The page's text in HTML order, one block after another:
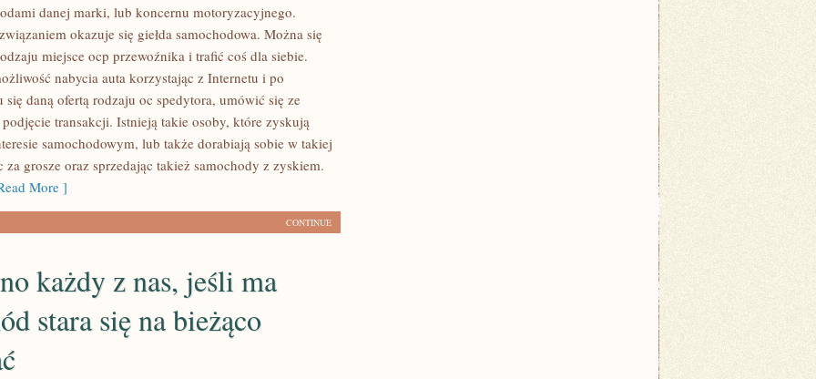
danej marki, lub koncernu motoryzacyjnego.
okazuje się giełda samochodowa. Można się
miejsce ocp przewoźnika i trafić coś dla siebie.
nabycia auta korzystając z Internetu i po
się daną ofertą rodzaju oc spedytora, umówić się ze
podjęcie transakcji. Istnieją takie osoby, które zyskują
samochodowym, lub także dorabiają sobie w takiej
za grosze oraz sprzedając takież samochody z zyskiem.
More ]
CONTINUE
każdy z nas, jeśli ma
stara się na bieżąco